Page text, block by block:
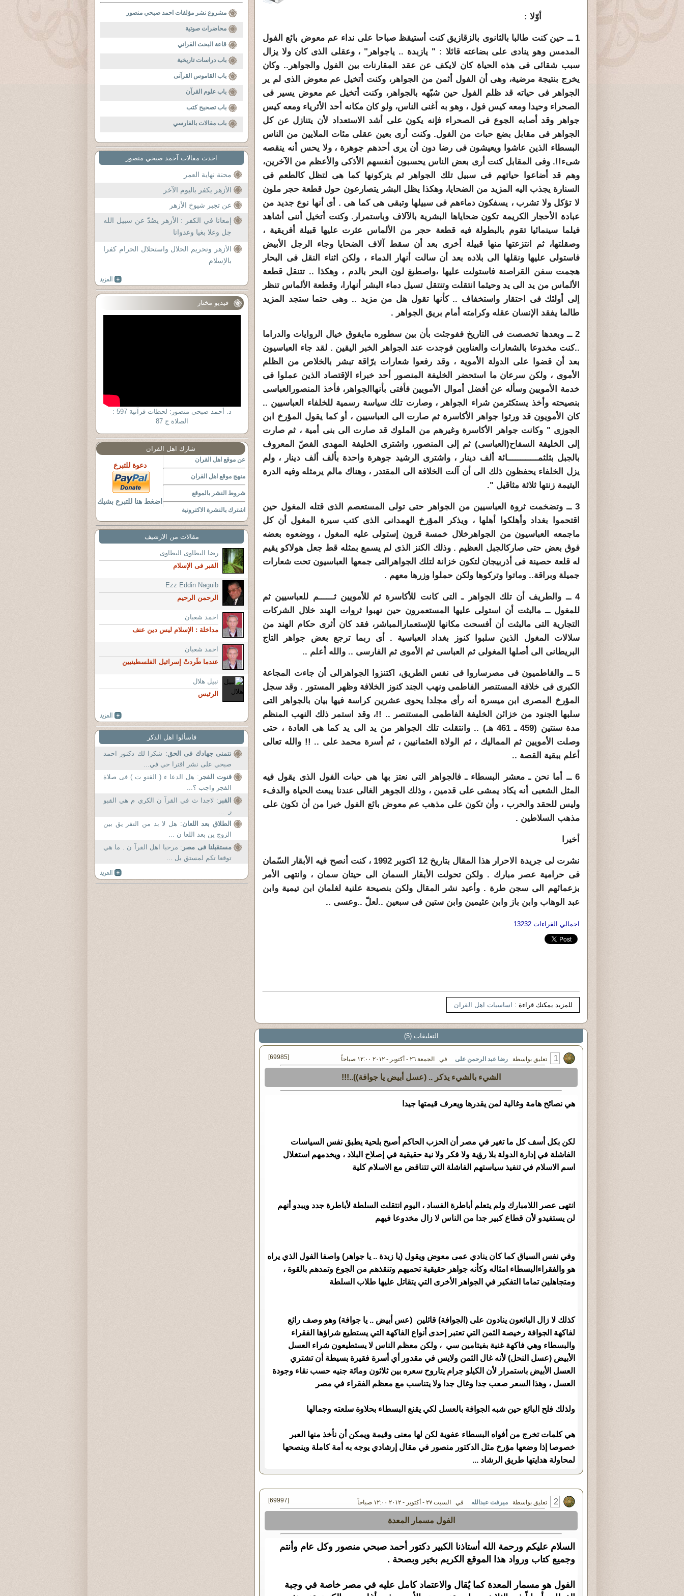
أوّلا :
1 ــ حين كنت طالبا بالثانوى بالزقازيق كنت أستيقظ صباحا على نداء عم معوض بائع الفول
المدمس وهو ينادى على بضاعته قائلا : " يازبدة .. ياجواهر" ، وعقلى الذى كان ولا يزال
سبب شقائى فى هذه الحياة كان لايكف عن عقد المقارنات بين
الفول والجواهر.. وكان
يخرج بنتيجة مرضية، وهى أن الفول أثمن من الجواهر، وكنت أتخيل عم معوض الذىلم ير
الجواهر فى حياته قد ظلم الفول حين شبّهه بالجواهر، وكنت أتخيل عم معوض يسير فى
الصحراء وحيدا ومعه كيس فول ، وهو به أغنى الناس، ولو كان مكانه أحد الأثرياء ومعه كيس
جواهر وقد أصابه الجوع فى
الصحراء فإنه يكون على أشد الاستعداد لأن يتنازل عن كل
الجواهر فى مقابل بضع حبات من الفول. وكنت أرى بعين عقلى مئات الملايين من الناس
البسطاء الذين عاشوا ويعيشون فى رضا دون أن يرى أحدهم جوهرة ،ولا يحس أنه ينقصه
شىء!!. وفى المقابل كنت أرى بعض الناس يحسبون أنفسهم الأذكى والأعظم من الآخرين،
وهم قد أضاعوا حياتهم فى سبيل تلك
الجواهر ثم يتركونها كما هى لتظل كالطعم فى
السنارة يجذب اليه المزيد من الضحايا، وهكذا يظل البشر يتصارعون حول قطعة حجر ملون
لا تؤكل ولا تشرب ، يسفكون دماءهم فى سبيلها وتبقى هى كما هى .
أى أنها نوع جديد من
عبادة الأحجار الكريمة تكون ضحاياها البشرية بالآلاف وباستمرار.وكنت أتخيل أننى أشاهد
فيلما سينمائيا تقوم بالبطولة فيه قطعة حجر من الألماس عثرت عليها قبيلة أفريقية ،
وصقلتها، ثم انتزعتها منها قبيلة أخرى بعد أن سقط آلاف الضحايا وجاء الرجل الأبيض
فاستولى عليهاونقلها الى بلاده بعد أن سالت أنهار الدماء ، ولكن اثناء النقل فى البحار
هجمت سفن القراصنة فاستولت عليها ،واصطبغ لون البحر بالدم ، وهكذا .. تتنقل قطعة
الألماس من يد الى يد وحيثما انتقلت وتنتقل تسيل دماء البشر أنهارا، وقطعة الألماس تنظر
إلى أولئك فى احتقار واستخفاف .. كأنها تقول هل من مزيد .. وهى حتما ستجد المزيد
طالما يفقد الإنسان عقله وكرامته أمام بريق الجواهر .
2 ــ وبعدها تخصصت فى التاريخ ففوجئت بأن بين سطوره مايفوق خيال الروايات والدراما
..كنت مخدوعا بالشعارات والعناوين فوجدت عند الجواهر الخبر اليقين . لقد جاء العباسيون
بعد أن قضوا على الدولة الأموية ، وقد رفعوا شعارات برّاقة تبشر بالخلاص من الظلم
الأموى ، ولكن سرعان ما استحضر الخليفة المنصور أحد خبراء الإقتصاد الذين عملوا فى
خدمة الأمويين وسأله عن أفضل أموال الأمويين فأفتى بأنهاالجواهر، فأخذ المنصورالعباسى
بنصيحته وأخذ يستكثرمن شراء الجواهر ، وصارت تلك سياسة رسمية للخلفاء العباسيين ..
كان الأمويون قد ورثوا جواهر الأكاسرة ثم صارت الى
العباسيين ، أو كما يقول المؤرخ ابن
الجوزى " وكانت جواهر الأكاسرة وغيرهم من الملوك قد صارت الى بنى
أمية ، ثم صارت
إلى الخليفة السفاح(العباسى) ثم إلى المنصور، واشترى الخليفة المهدى الفصّ المعروف
بالجبل بثلثمــــــــــــائة ألف دينار ، واشترى الرشيد جوهرة واحدة بألف ألف دينار ، ولم
يزل الخلفاء يحفظون ذلك الى أن آلت الخلافة الى المقتدر ، وهناك مالم يرمثله وفيه الدرة
اليتيمة زنتها ثلاثة مثاقيل ".
3 ــ وتضخمت ثروة العباسيين من الجواهر حتى تولى المستعصم الذى قتله المغول حين
اقتحموا بغداد وأهلكوا
أهلها ، ويذكر المؤرخ الهمدانى الذى كتب سيرة المغول أن كل
ماجمعه العباسيون من الجواهرخلال خمسة قرون إستولى عليه المغول ، ووضعوه بعضه
فوق بعض حتى صاركالجبل العظيم . وذلك الكنز الذى لم يسمع بمثله قط جعل هولاكو يقيم
له قلعة حصينة فى أذربيجان لتكون خزانة لتلك الجواهرالتى جمعها العباسيون تحت شعارات
جميلة وبراقة.. وماتوا وتركوها ولكن حملوا وزرها معهم .
4 ــ والطريف أن تلك الجواهر ـ التى كانت للأكاسرة ثم للأمويين ثــــــم للعباسيين ثم
للمغول ــ مالبثت أن استولى عليها المستعمرون حين نهبوا ثروات الهند خلال الشركات
التجارية التى مالبثت أن أفسحت مكانها للإستعمارالمباشر، فقد كان أثرى حكام الهند من
سلالات المغول الذين سلبوا كنوز بغداد العباسية . أى ربما ترجع بعض جواهر التاج
البريطانى الى أصلها المغولى ثم العباسى ثم الأموى ثم الفارسى .. والله أعلم ..
5 ــ والفاطميون فى مصرساروا فى نفس الطريق، اكتنزوا الجواهرالى أن جاءت المجاعة
الكبرى فى خلافة المستنصر
الفاطمى ونهب الجند كنوز الخلافة وظهر المستور . وقد سجل
المؤرخ المصرى ابن ميسرة أنه رأى مجلدا يحوىعشرين كراسة فيها بيان بالجواهر التى
سلبها الجنود من خزائن الخليفة الفاطمى المستنصر .. !!، وقد استمر ذلك النهب المنظم
مدة سنتين (459 ـ 461 هـ) .. وانتقلت تلك الجواهر من يد الى يد كما هى العادة ، حتى
وصلت
الأمويين ثم المماليك ، ثم الولاة العثمانيين ، ثم أسرة محمد على .. !! والله تعالى
أعلم ببقية القصة ..
6 ــ أما نحن ـ معشر البسطاء ـ فالجواهر التى نعتز بها هى حبات الفول الذى يقول فيه
المثل الشعبى أنه يكاد يمشى على قدمين ، وذلك الجوهر الغالى عندنا يبعث الحياة والدفء
وليس للحقد والحرب ، وأن تكون على مذهب عم معوض بائع الفول خيرا من أن تكون على
مذهب السلاطين .
أخيرا
نشرت لى جريدة الاحرار هذا المقال بتاريخ 12 اكتوبر 1992 ، كنت أنصح فيه الأبقار السّمان
فى حرامية عصر مبارك . ولكن تحولت الأبقار السمان الى حيتان سمان ، وانتهى الأمر
بزعمائهم الى سجن طرة . وأعيد نشر المقال ولكن بنصيحة علنية لغلمان ابن تيمية وابن
عبد الوهاب وابن باز وابن عثيمين وابن ستين فى سبعين ..لعلّ ..وعسى ..
اجمالي القراءات 13232
للمزيد يمكنك قراءة : اساسيات اهل القران
التعليقات (5)
1 تعليق بواسطة رضا عبد الرحمن على في الجمعة ٢٦ - أكتوبر - ٢٠١٢ ١٢:٠٠ صباحاً [69985]
الشيء بالشيء يذكر .. (عسل أبيض يا جوافة))..!!!
هي نصائح هامة وغالية لمن يقدرها ويعرف قيمتها جيدا
لكن بكل أسف كل ما تغير في مصر أن الحزب الحاكم أصبح بلحية يطبق نفس السياسات
الفاشلة في إدارة الدولة بلا رؤية ولا فكر ولا نية حقيقية في إصلاح البلاد ، ويخدمهم استغلال
اسم الاسلام في تنفيذ سياستهم الفاشلة التي تتناقض مع الاسلام كلية
انتهى عصر اللامبارك ولم يتعلم أباطرة الفساد ، اليوم انتقلت السلطة لأباطرة جدد ويبدو أنهم
لن يستفيدو لأن قطاع كبير جدا من الناس لا زال مخدوعا فيهم
وفي نفس السياق كما كان ينادي عمى معوض ويقول (يا زبدة .. يا جواهر) واصفا الفول الذي يراه
هو والفقراءالبسطاء امثاله وكأنه جواهر حقيقية تحميهم وتنقذهم من الجوع وتمدهم بالقوة ،
ومتجاهلين تماما التفكير في الجواهر الأخرى التي يتقاتل عليها طلاب السلطة
كذلك لا زال البائعون ينادون على (الجوافة) قائلين (عس أبيض .. يا جوافة) وهو وصف رائع
لفاكهة الجوافة رخيصة الثمن التي تعتبر إحدى أنواع الفاكهة التي يستطيع شراؤها الفقراء
والبسطاء وهي فاكهة غنية بفيتامين سي ، ولكن معظم الناس لا يستطيعون شراء العسل
الأبيض (عسل النحل) لأنه غال الثمن ولايس في مقدور أي أسرة فقيرة بسيطة أن تشتري
العسل الأبيض باستمرار لأن الكيلو جرام يتاروح سعره بين ثلاثون ومائة جنيه حسب نقاء وجودة
العسل ، وهذا السعر صعب جدا وغال جدا ولا يتناسب مع معظم الفقراء في مصر
ولذلك فلح البائع حين شبه الجوافة بالعسل لكي يقنع البسطاء بحلاوة سلعته وجمالها
هي كلمات تخرج من أفواه البسطاء عفوية لكن لها معنى وقيمة ويمكن أن نأخذ منها العبر
خصوصا إذا وضعها مؤرخ مثل الدكتور منصور في مقال إرشادي يوجه به أمة كاملة وينصحها
لمحاولة هدايتها طريق الرشاد ...
2 تعليق بواسطة ميرفت عبدالله في السبت ٢٧ - أكتوبر - ٢٠١٢ ١٢:٠٠ صباحاً [69997]
الفول مسمار المعدة
السلام عليكم ورحمة الله أستاذنا الكبير دكتور أحمد صبحي منصور وكل عام وأنتم
وجميع كتاب ورواد هذا الموقع الكريم بخير وبصحة .
الفول هو مسمار المعدة كما يٌقال والاعتماد كامل عليه في مصر خاصة في وجبة
مشروع نشر مؤلفات احمد صبحي منصور
محاضرات صوتية
قاعة البحث القراني
باب دراسات تاريخية
باب القاموس القرآنى
باب علوم القرآن
باب تصحيح كتب
باب مقالات بالفارسي
احدث مقالات آحمد صبحي منصور
محنة نهاية العمر
الأزهر يكفر باليوم الآخر
عن تجبر شيوخ الأزهر
إمعانا في الكفر : الأزهر يصُدّ عن سبيل الله
جل وعلا بغيا وعدوانا
الأزهر وتحريم الحلال واستحلال الحرام كفرا
بالإسلام
فيديو مختار
د. أحمد صبحى منصور: لحظات قرآنية 597 :
الصلاة ج 87
شارك اهل القران
عن موقع اهل القران
منهج موقع اهل القران
شروط النشر بالموقع
اشترك بالنشرة الاكترونية
دعوة للتبرع
اضغط هنا للتبرع بشيك
مقالات من الارشيف
رضا البطاوى البطاوى
القبر فى الإسلام
Ezz Eddin Naguib
الرحمن الرحيم
احمد شعبان
مداخلة : الإسلام ليس دين عنف
احمد شعبان
عندما طَردتْ إسرائيل الفلسطينيين
نبيل هلال
الرئيس
فاسألوا اهل الذكر
نتمنى جهادك فى الحق: شكرا لك دكتور احمد
صبحي على نشر اقترا حي في...
قنوت الفجر : هل الدعا ء ( القنو ت ) فى صلاة
الفجر واجب ؟...
القبر : لاجدا ث في القرآ ن الكري م هي القبو
ر. ...
الطلاق بعد اللعان: هل لا بد من التفر يق بين
الزوج ين بعد اللعا ن ...
مستقبلنا فى مصر : مرحبا اهل القرآ ن . ما هي
توقعا تكم لمستق بل ...